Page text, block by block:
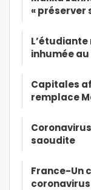
« préserver
inhumée
Capitales
remplace
saoudite
France-Un